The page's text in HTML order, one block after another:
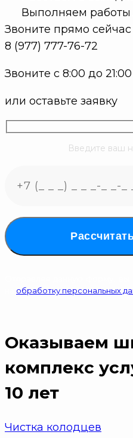
Выполняем
Звоните прямо сейчас
8 (977) 777-76-72
Звоните с 8:00 до 21:00
или оставьте заявку
Введите ваш
обработку персональных
Оказываем
комплекс
10 лет
Чистка колодцев